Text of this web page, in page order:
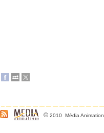
© 2010 Média Animation